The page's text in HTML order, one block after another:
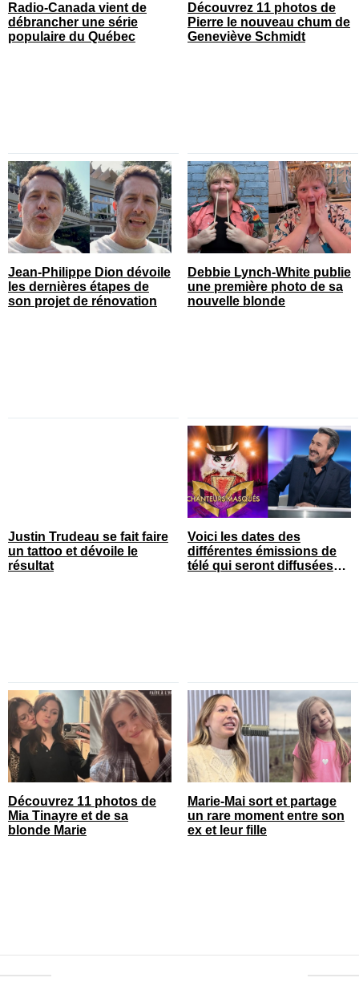
Radio-Canada vient de
débrancher une série
populaire du Québec
Découvrez 11 photos de
Pierre le nouveau chum de
Geneviève Schmidt
Jean-Philippe Dion dévoile
les dernières étapes de
son projet de rénovation
Debbie Lynch-White publie
une première photo de sa
nouvelle blonde
Justin Trudeau se fait faire
un tattoo et dévoile le
résultat
Voici les dates des
différentes émissions de
télé qui seront diffusées
Découvrez 11 photos de
Mia Tinayre et de sa
blonde Marie
Marie-Mai sort et partage
un rare moment entre son
ex et leur fille